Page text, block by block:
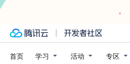
首页 学习 活动 专区